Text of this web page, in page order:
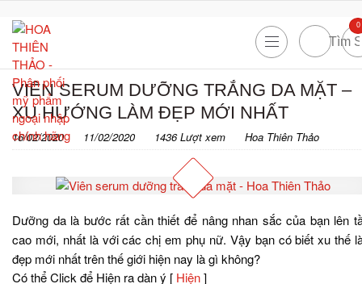
0
VIÊN SERUM DƯỠNG TRẮNG DA MẶT –
XU HƯỚNG LÀM ĐẸP MỚI NHẤT
16/02/2020 11/02/2020 1436 Lượt xem Hoa Thiên Thảo
Dưỡng da là bước rất cần thiết để nâng nhan sắc của bạn lên
cao mới, nhất là với các chị em phụ nữ. Vậy bạn có biết xu thế
đẹp mới nhất trên thế giới hiện nay là gì không?
Có thể Click để Hiện ra dàn ý [ Hiện]